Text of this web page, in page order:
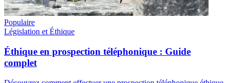
Populaire
Législation et Éthique
Éthique en prospection téléphonique : Guide
complet